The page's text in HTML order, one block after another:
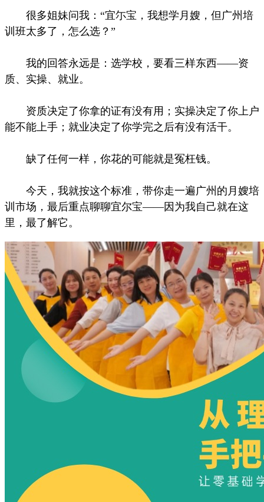
很多姐妹问我：“宜尓宝，我想学月嫂，但广州培
训班太多了，怎么选？”
我的回答永远是：选学校，要看三样东西——资
质、实操、就业。
资质决定了你拿的证有没有用；实操决定了你上户
能不能上手；就业决定了你学完之后有没有活干。
缺了任何一样，你花的可能就是冤枉钱。
今天，我就按这个标准，带你走一遍广州的月嫂培
训市场，最后重点聊聊宜尔宝——因为我自己就在这
里，最了解它。